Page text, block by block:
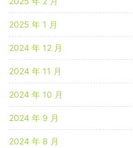
2025 年 1 月
2024 年 12 月
2024 年 11 月
2024 年 10 月
2024 年 9 月
2024 年 8 月